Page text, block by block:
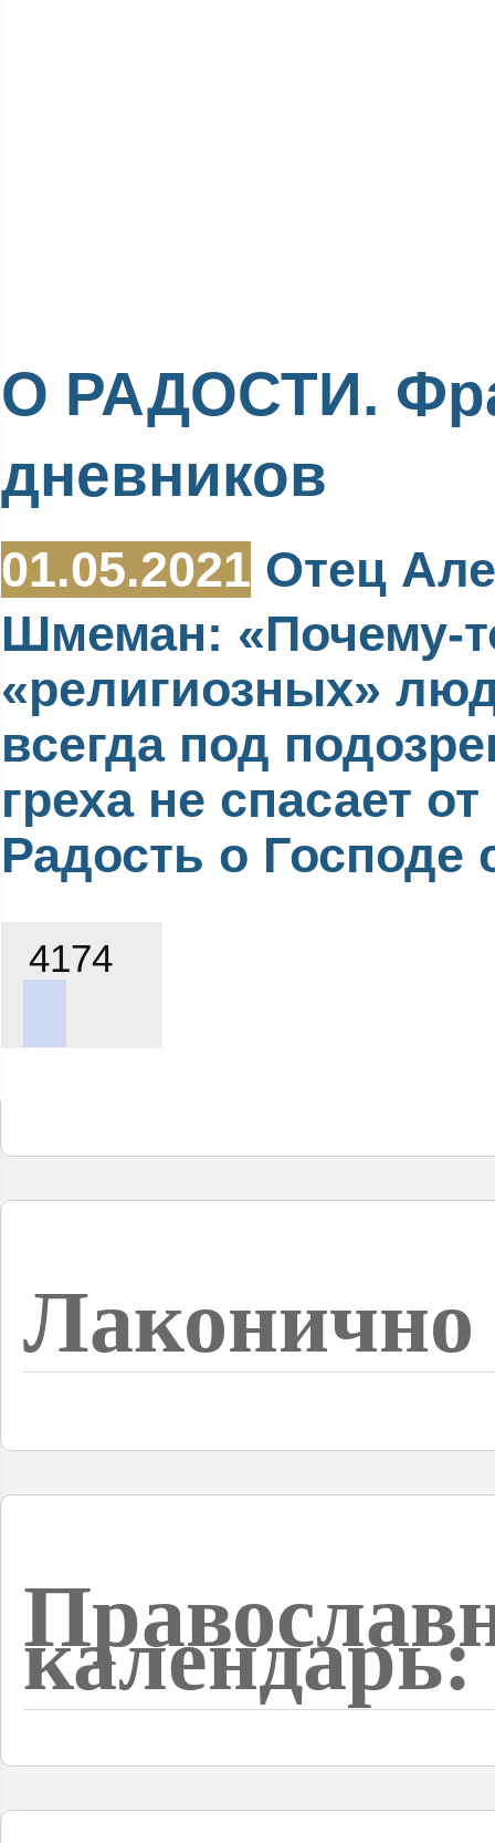
О РАДОСТИ.
дневников
01.05.2021 Отец
Шмеман: «Почему-
«религиозных»
всегда под
греха не спасает от
Радость о Господе
4174
Лаконично
календарь: